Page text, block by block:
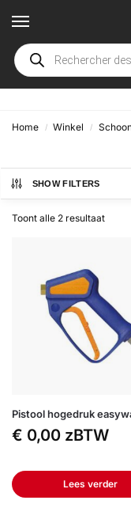
ST2600
Home / Winkel /
SHOW FILTERS
Toont alle 2 resultaat
Pistool hogedruk
€ 0,00 zBTW
Lees verder